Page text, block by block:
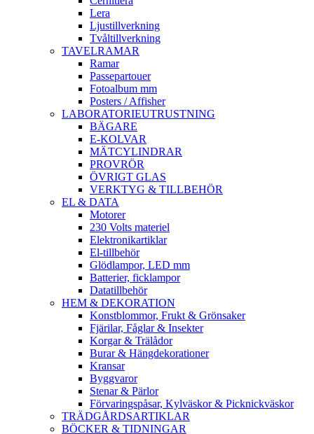
Lera
Ljustillverkning
Tvåltillverkning
TAVELRAMAR
Ramar
Passepartouer
Fotoalbum mm
Posters / Affisher
LABORATORIEUTRUSTNING
BÄGARE
E-KOLVAR
MÄTCYLINDRAR
PROVRÖR
ÖVRIGT GLAS
VERKTYG & TILLBEHÖR
EL & DATA
Motorer
230 Volts materiel
Elektronikartiklar
El-tillbehör
Glödlampor, LED mm
Batterier, ficklampor
Datatillbehör
HEM & DEKORATION
Konstblommor, Frukt & Grönsaker
Fjärilar, Fåglar & Insekter
Korgar & Trälådor
Burar & Hängdekorationer
Kransar
Byggvaror
Stenar & Pärlor
Förvaringspåsar, Kylväskor & Picknickväskor
TRÄDGÅRDSARTIKLAR
BÖCKER & TIDNINGAR